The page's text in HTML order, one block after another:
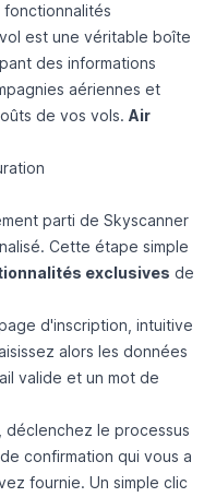
est une véritable boîte
des informations
aériennes et
de vos vols. Air
parti de Skyscanner
Cette étape simple
exclusives de
d'inscription, intuitive
alors les données
valide et un mot de
déclenchez le processus
confirmation qui vous a
fournie. Un simple clic